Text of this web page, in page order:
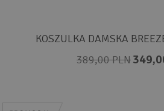
KOSZULKA DAMSKA
389,00 PLN